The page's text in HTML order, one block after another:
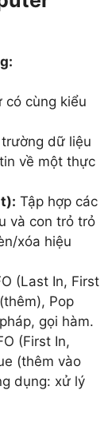
có cùng kiểu
dữ liệu
về một thực
Tập hợp các
và con trỏ trỏ
xóa hiệu
(Last In, First
Pop
gọi hàm.
(First In,
(thêm vào
dụng: xử lý